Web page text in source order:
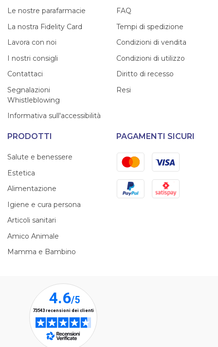
Le nostre parafarmacie
La nostra Fidelity Card
Lavora con noi
I nostri consigli
Contattaci
Segnalazioni
Whistleblowing
Informativa sull'accessibilità
FAQ
Tempi di spedizione
Condizioni di vendita
Condizioni di utilizzo
Diritto di recesso
Resi
PRODOTTI
Salute e benessere
Estetica
Alimentazione
Igiene e cura persona
Articoli sanitari
Amico Animale
Mamma e Bambino
PAGAMENTI SICURI
MastercardVisa
PayPal Satispay